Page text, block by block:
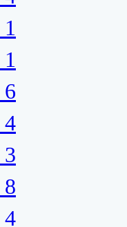
1
1
6
4
3
8
4